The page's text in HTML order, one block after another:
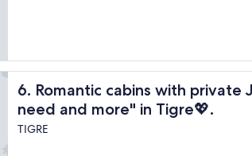
m
u
y
v
e
n
t
i
o
"
l
H
o
i
z
opiniones)
6. Romantic cabins with
need and more" in Tigre💖.
Romantic cabins with private Jacuzzi
TIGRE
"everything you need and more" in